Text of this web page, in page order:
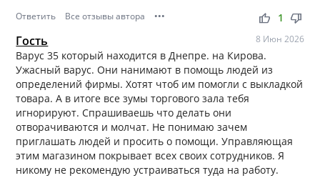
Ответить Все отзывы автора ••• thumb_up thumb_down
1
Гость 8 Июн 2026
Варус 35 который находится в Днепре. на Кирова.
Ужасный варус. Они нанимают в помощь людей из
определений фирмы. Хотят чтоб им помогли с выкладкой
товара. А в итоге все зумы торгового зала тебя
игнорируют. Спрашиваешь что делать они
отворачиваются и молчат. Не понимаю зачем
приглашать людей и просить о помощи. Управляющая
этим магазином покрывает всех своих сотрудников. Я
никому не рекомендую устраиваться туда на работу.